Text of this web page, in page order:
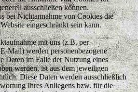
ausschließen können.
bei Nichtannahme von Cookies die
eingeschränkt sein kann.
mit uns (z.B. per
Mail) werden personenbezogene
Daten im Falle der Nutzung eines
werden, ist aus dem jeweiligen
Diese Daten werden ausschließlich
Ihres Anliegens bzw. für die